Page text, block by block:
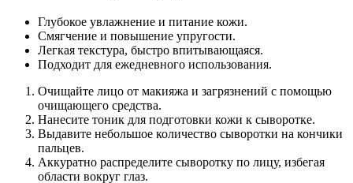
Глубокое увлажнение и питание кожи.
Смягчение и повышение упругости.
Легкая текстура, быстро впитывающаяся.
Подходит для ежедневного использования.
Очищайте лицо от макияжа и загрязнений с помощью
очищающего средства.
Нанесите тоник для подготовки кожи к сыворотке.
Выдавите небольшое количество сыворотки на кончики
пальцев.
Аккуратно распределите сыворотку по лицу, избегая
области вокруг глаз.